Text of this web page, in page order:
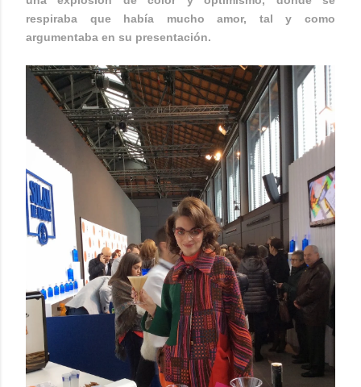
respiraba que había mucho amor, tal y como
argumentaba en su presentación.